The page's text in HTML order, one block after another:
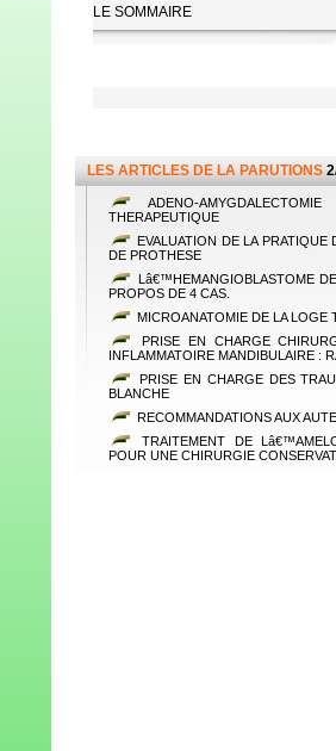
LE SOMMAIRE
LES ARTICLES DE LA PARUTIONS
ADENO-
THERAPEUTIQUE
EVALUATION DE LA PRATIQUE
DE PROTHESE
Lâ€™HEMANGIOBLASTOME
PROPOS DE 4 CAS.
MICROANATOMIE DE LA LOGE
PRISE EN CHARGE
INFLAMMATOIRE MANDIBULAIRE :
PRISE EN CHARGE DES
BLANCHE
RECOMMANDATIONS AUX
TRAITEMENT DE
POUR UNE CHIRURGIE